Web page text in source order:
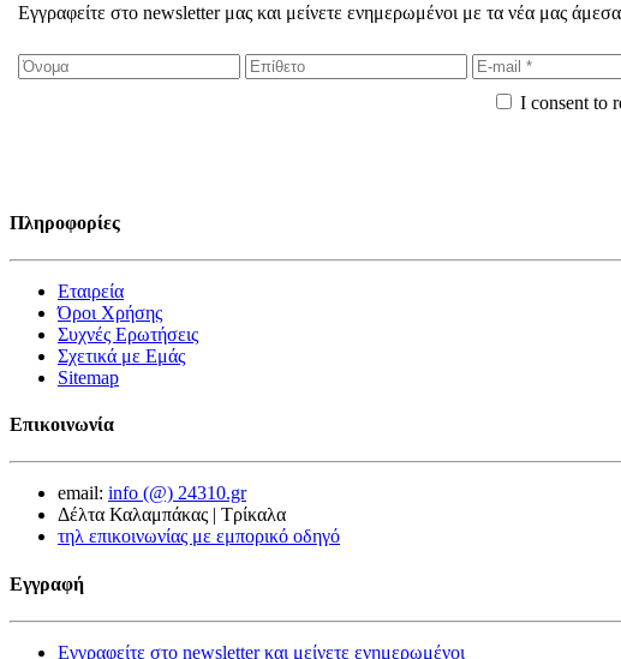
Εγγραφείτε στο newsletter μας και μείνετε ενημερωμένοι με τα νέα μας
I consent to
Πληροφορίες
Εταιρεία
Όροι Χρήσης
Συχνές Ερωτήσεις
Σχετικά με Εμάς
Sitemap
Επικοινωνία
email: info (@) 24310.gr
Δέλτα Καλαμπάκας | Τρίκαλα
τηλ επικοινωνίας με εμπορικό οδηγό
Εγγραφή
Εγγραφείτε στο newsletter και μείνετε ενημερωμένοι